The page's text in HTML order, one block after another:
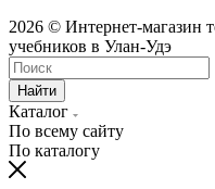
2026 © Интернет-магазин
учебников в Улан-Удэ
Найти
Каталог
По всему сайту
По каталогу